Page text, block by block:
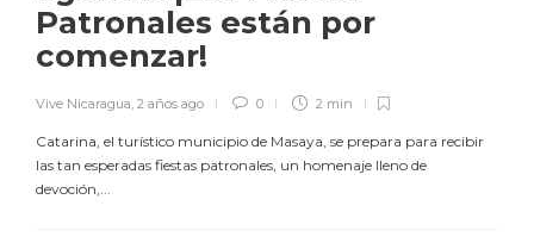
Patronales están por
comenzar!
Vive Nicaragua 2 años ago 0 2 min
Catarina, el turístico municipio de Masaya, se prepara para recibir
las tan esperadas fiestas patronales, un homenaje lleno de
devoción,...